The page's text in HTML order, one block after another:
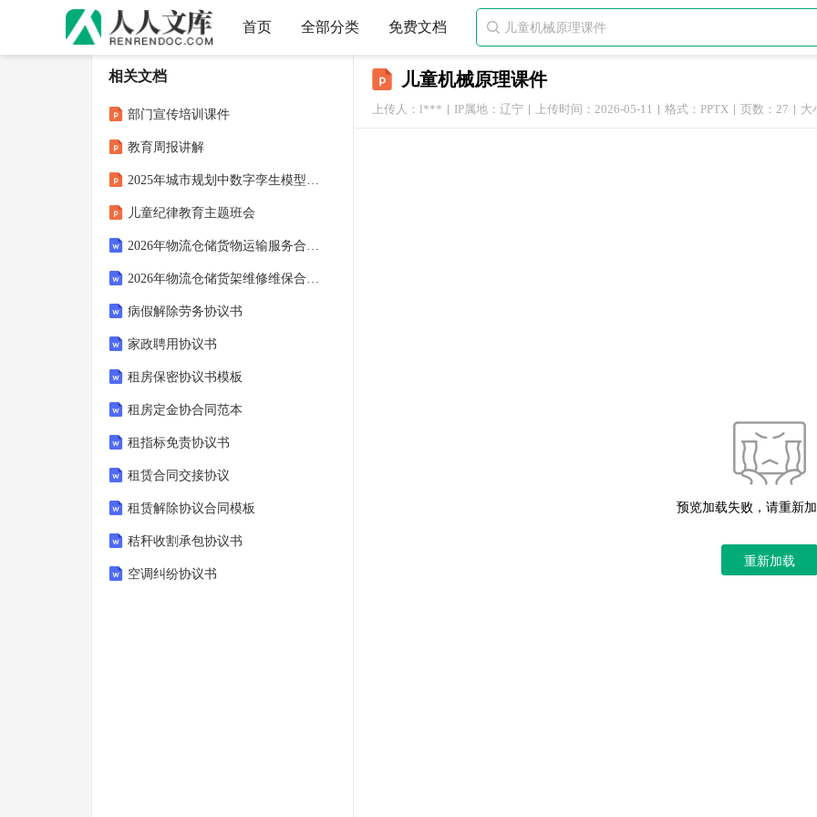
首页 全部分类 免费文档 
儿童机械原理课件
上传人：l*** IP属地：辽宁 上传时间：2026-05-11 格式：PPTX 页数：27 大
预览加载失败，请重新
重新加载
相关文档
部门宣传培训课件
教育周报讲解
2025年城市规划中数字孪生模型精度控制
儿童纪律教育主题班会
2026年物流仓储货物运输服务合同协议
2026年物流仓储货架维修维保合同协议
病假解除劳务协议书
家政聘用协议书
租房保密协议书模板
租房定金协合同范本
租指标免责协议书
租赁合同交接协议
租赁解除协议合同模板
秸秆收割承包协议书
空调纠纷协议书